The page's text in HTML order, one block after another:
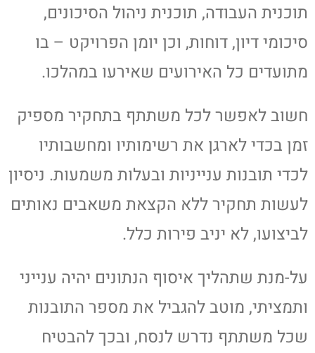
תוכנית העבודה, תוכנית ניהול הסיכונים,
סיכומי דיון, דוחות, וכן יומן הפרויקט – בו
מתועדים כל האירועים שאירעו במהלכו.
חשוב לאפשר לכל משתתף בתחקיר מספיק
זמן בכדי לארגן את רשימותיו ומחשבותיו
לכדי תובנות ענייניות ובעלות משמעות. ניסיון
לעשות תחקיר ללא הקצאת משאבים נאותים
לביצועו, לא יניב פירות כלל.
על-מנת שתהליך איסוף הנתונים יהיה ענייני
ותמציתי, מוטב להגביל את מספר התובנות
שכל משתתף נדרש לנסח, ובכך להבטיח